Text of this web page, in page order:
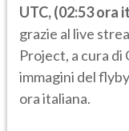
UTC, (02:53 ora
grazie al live
Project, a cura
immagini del
ora italiana.